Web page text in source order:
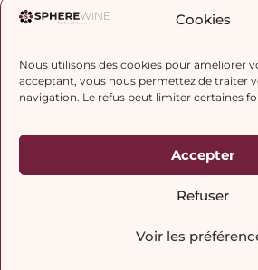
Cookies
Nous utilisons des cookies pour améliorer
acceptant, vous nous permettez de traiter
navigation. Le refus peut limiter certaines
Accepter
Refuser
Voir les
REJOIGNEZ NOTRE LISTE DE
politique de confidentialité.